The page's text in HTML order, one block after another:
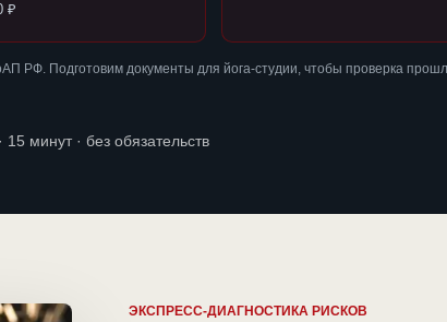
₽
РФ. Подготовим документы для йога-студии, чтобы проверка
15 минут · без обязательств
ЭКСПРЕСС-ДИАГНОСТИКА РИСКОВ